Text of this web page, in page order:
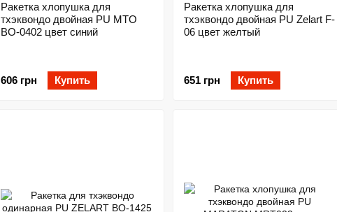
Ракетка хлопушка для
тхэквондо двойная PU MTO
BO-0402 цвет синий
606 грн Купить
Ракетка хлопушка для
тхэквондо двойная PU Zelart F-
06 цвет желтый
651 грн Купить